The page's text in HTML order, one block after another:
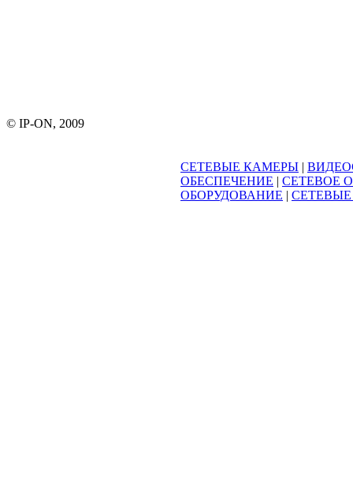
© IP-ON, 2009
СЕТЕВЫЕ КАМЕРЫ |
ОБЕСПЕЧЕНИЕ | СЕТЕВОЕ
ОБОРУДОВАНИЕ |